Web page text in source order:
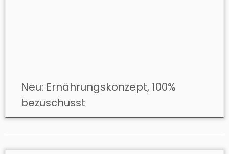
Neu: Ernährungskonzept, 100%
bezuschusst